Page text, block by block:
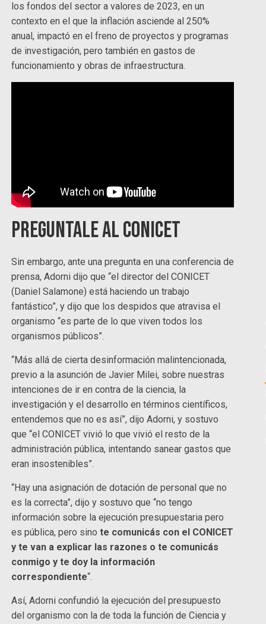
los fondos del sector a valores de 2023, en un
contexto en el que la inflación asciende al 250%
anual, impactó en el freno de proyectos y programas
de investigación, pero también en gastos de
funcionamiento y obras de infraestructura.
Preguntale al CONICET
Sin embargo, ante una pregunta en una conferencia de
prensa, Adorni dijo que “el director del CONICET
(Daniel Salamone) está haciendo un trabajo
fantástico”, y dijo que los despidos que atravisa el
organismo “es parte de lo que viven todos los
organismos públicos”.
“Más allá de cierta desinformación malintencionada,
previo a la asunción de Javier Milei, sobre nuestras
intenciones de ir en contra de la ciencia, la
investigación y el desarrollo en términos científicos,
entendemos que no es así”, dijo Adorni, y sostuvo
que “el CONICET vivió lo que vivió el resto de la
administración pública, intentando sanear gastos que
eran insostenibles”.
“Hay una asignación de dotación de personal que no
es la correcta”, dijo y sostuvo que “no tengo
información sobre la ejecución presupuestaria pero
es pública, pero sinote comunicás con el CONICET
y te van a explicar las razones o te comunicás
conmigo y te doy la información
correspondiente“.
Así, Adorni confundió la ejecución del presupuesto
del organismo con la de toda la función de Ciencia y